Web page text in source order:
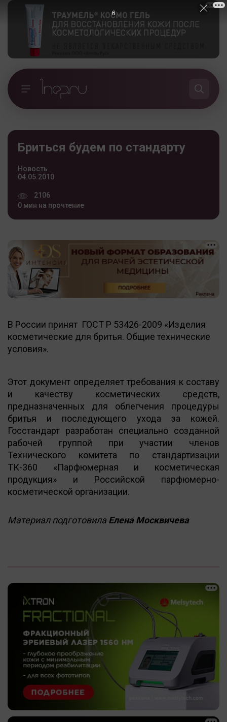
Бриться будем по стандарту
Новость
04.05.2010
2106
0 мин на прочтение
В России принят ГОСТ Р 53426-2009 «Изделия
косметические для бритья. Общие технические
условия».
Этот документ определяет требования к составу
и качеству косметических средств,
предназначенных для облегчения процедуры
бритья и последующего ухода за кожей.
Госстандарт разработан специально созданной
рабочей группой при участии членов
Технического комитета по стандартизации
ТК-360 «Парфюмерная и косметическая
продукция» и Российской парфюмерно-
косметической организации.
Материал подготовила Елена Москвичева
5